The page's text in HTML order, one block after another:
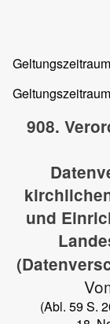
908.
und
(Abl. 59 S.